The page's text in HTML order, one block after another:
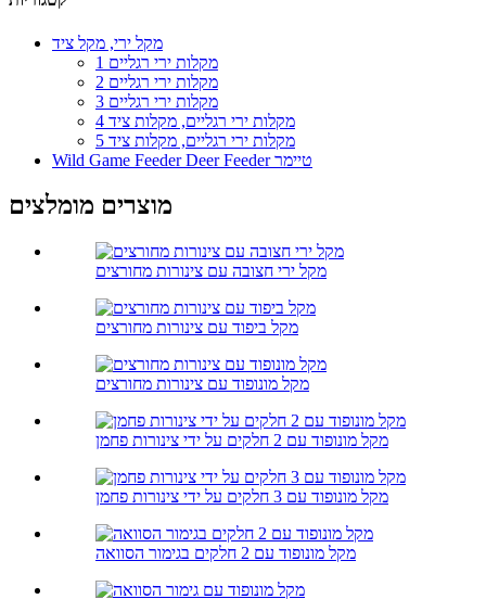
מקל ירי, מקל ציד
1 מקלות ירי רגליים
2 מקלות ירי רגליים
3 מקלות ירי רגליים
4 מקלות ירי רגליים, מקלות ציד
5 מקלות ירי רגליים, מקלות ציד
Wild Game Feeder Deer Feeder טיימר
מוצרים מומלצים
מקל ירי חצובה עם צינורות מחורצים
מקל ביפוד עם צינורות מחורצים
מקל מונופוד עם צינורות מחורצים
מקל מונופוד עם 2 חלקים על ידי צינורות פחמן
מקל מונופוד עם 3 חלקים על ידי צינורות פחמן
מקל מונופוד עם 2 חלקים בגימור הסוואה